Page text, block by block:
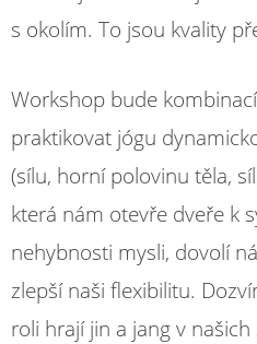
s okolím. To jsou kvality
Workshop bude
praktikovat jógu
(sílu, horní polovinu těla,
která nám otevře dveře k
nehybnosti mysli, dovolí
zlepší naši flexibilitu.
roli hrají jin a jang v